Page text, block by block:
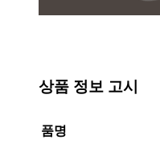
상품 정보 고시
품명